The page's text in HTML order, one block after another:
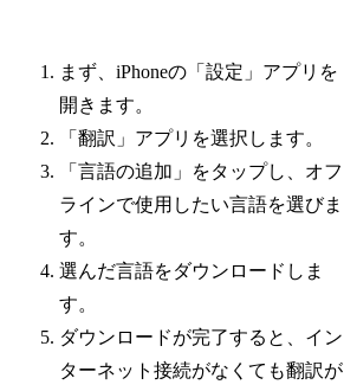
まず、iPhoneの「設定」アプリを
開きます。
「翻訳」アプリを選択します。
「言語の追加」をタップし、オフ
ラインで使用したい言語を選びま
す。
選んだ言語をダウンロードしま
す。
ダウンロードが完了すると、イン
ターネット接続がなくても翻訳が